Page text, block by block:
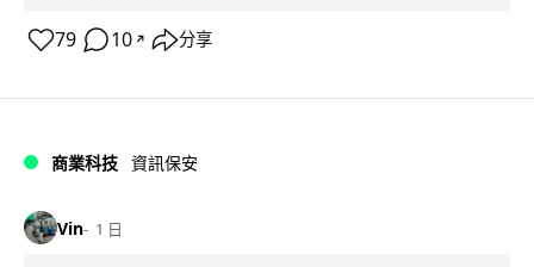
79 10 ↗ 分享
商業科技 資訊保安
Vin 1 日